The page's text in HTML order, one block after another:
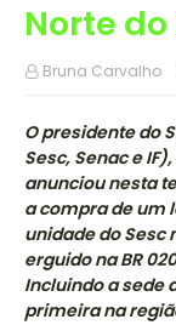
Norte
Bruna Carvalho
O presidente do
Sesc, Senac e
anunciou nesta
a compra de um
unidade do Sesc
erguido na BR
Incluindo a sede
primeira na